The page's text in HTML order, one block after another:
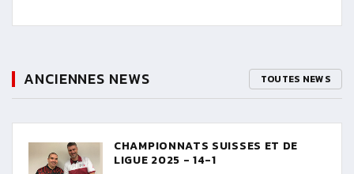
ANCIENNES NEWS TOUTES NEWS
CHAMPIONNATS SUISSES ET DE
LIGUE 2025 - 14-1